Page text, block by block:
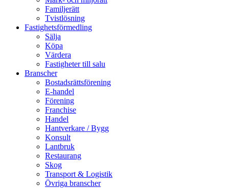
Familjerätt
Tvistlösning
Fastighetsförmedling
Sälja
Köpa
Värdera
Fastigheter till salu
Branscher
Bostadsrättsförening
E-handel
Förening
Franchise
Handel
Hantverkare / Bygg
Konsult
Lantbruk
Restaurang
Skog
Transport & Logistik
Övriga branscher